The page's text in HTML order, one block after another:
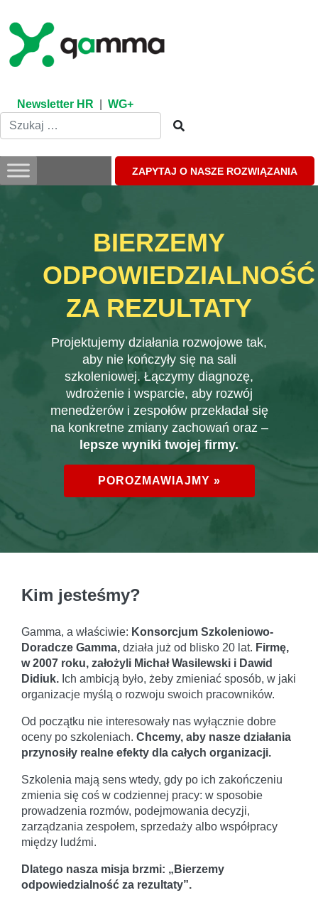
content
Newsletter HR WG+
ZAPYTAJ O NASZE ROZWIĄZANIA
BIERZEMY
ODPOWIEDZIALNOŚĆ
ZA REZULTATY
Projektujemy działania rozwojowe tak,
aby nie kończyły się na sali
szkoleniowej. Łączymy diagnozę,
wdrożenie i wsparcie, aby rozwój
menedżerów i zespołów przekładał się
na konkretne zmiany zachowań oraz –
lepsze wyniki twojej firmy.
POROZMAWIAJMY »
Kim jesteśmy?
Gamma, a właściwie: Konsorcjum Szkoleniowo-
Doradcze Gamma, działa już od blisko 20 lat. Firmę,
w 2007 roku, założyli Michał Wasilewski i Dawid
Didiuk. Ich ambicją było, żeby zmieniać sposób, w jaki
organizacje myślą o rozwoju swoich pracowników.
Od początku nie interesowały nas wyłącznie dobre
oceny po szkoleniach. Chcemy, aby nasze działania
przynosiły realne efekty dla całych organizacji.
Szkolenia mają sens wtedy, gdy po ich zakończeniu
zmienia się coś w codziennej pracy: w sposobie
prowadzenia rozmów, podejmowania decyzji,
zarządzania zespołem, sprzedaży albo współpracy
między ludźmi.
Dlatego nasza misja brzmi: „Bierzemy
odpowiedzialność za rezultaty”.